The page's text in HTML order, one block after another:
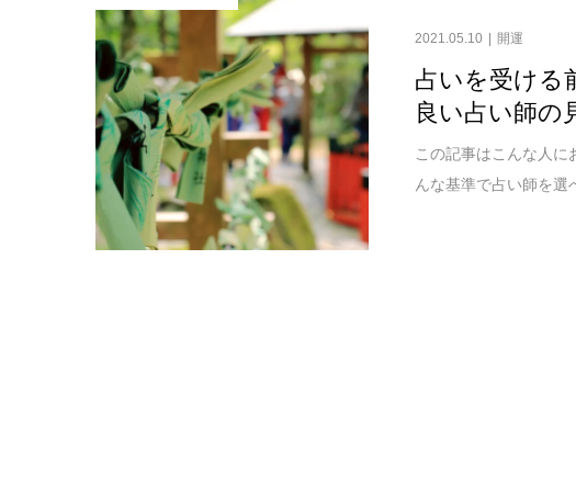
2021.05.10 開運
占いを受ける
良い占い師の
この記事はこんな人に
んな基準で占い師を選